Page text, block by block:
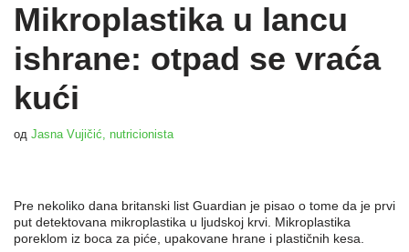
Mikroplastika u lancu
ishrane: otpad se vraća
kući
од Jasna Vujičić, nutricionista
Pre nekoliko dana britanski list Guardian je pisao o tome da je prvi
put detektovana mikroplastika u ljudskoj krvi. Mikroplastika
poreklom iz boca za piće, upakovane hrane i plastičnih kesa.